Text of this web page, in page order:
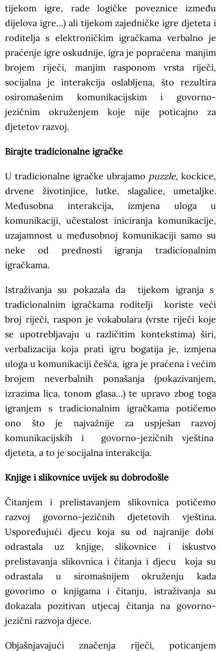
tijekom igre, rade logičke poveznice između
dijelova igre…) ali tijekom zajedničke igre djeteta i
roditelja s elektroničkim igračkama verbalno je
praćenje igre oskudnije, igra je popraćena manjim
brojem riječi, manjim rasponom vrsta riječi,
socijalna je interakcija oslabljena, što rezultira
osiromašenim komunikacijskim i govorno-
jezičnim okruženjem koje nije poticajno za
djetetov razvoj.
Birajte tradicionalne igračke
U tradicionalne igračke ubrajamo puzzle, kockice,
drvene životinjice, lutke, slagalice, umetaljke.
Međusobna interakcija, izmjena uloga u
komunikaciji, učestalost iniciranja komunikacije,
uzajamnost u međusobnoj komunikaciji samo su
neke od prednosti igranja tradicionalnim
igračkama.
Istraživanja su pokazala da tijekom igranja s
tradicionalnim igračkama roditelji koriste veći
broj riječi, raspon je vokabulara (vrste riječi koje
se upotrebljavaju u različitim kontekstima) širi,
verbalizacija koja prati igru bogatija je, izmjena
uloga u komunikaciji češća, igra je praćena i većim
brojem neverbalnih ponašanja (pokazivanjem,
izrazima lica, tonom glasa…) te upravo zbog toga
igranjem s tradicionalnim igračkama potičemo
ono što je najvažnije za uspješan razvoj
komunikacijskih i govorno-jezičnih vještina
djeteta, a to je socijalna interakcija.
Knjige i slikovnice uvijek su dobrodošle
Čitanjem i prelistavanjem slikovnica potičemo
razvoj govorno-jezičnih djetetovih vještina.
Uspoređujući djecu koja su od najranije dobi
odrastala uz knjige, slikovnice i iskustvo
prelistavanja slikovnica i čitanja i djecu koja su
odrastala u siromašnijem okruženju kada
govorimo o knjigama i čitanju, istraživanja su
dokazala pozitivan utjecaj čitanja na govorno-
jezični razvoja djece.
Objašnjavajući značenja riječi, poticanjem